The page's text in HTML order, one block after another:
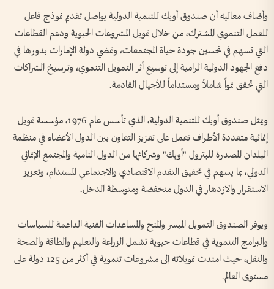
وأضاف معاليه أن صندوق أوبك للتنمية الدولية يواصل تقديم نموذج فاعل
للعمل التنموي المشترك، من خلال تمويل المشروعات الحيوية ودعم القطاعات
التي تسهم في تحسين جودة حياة المجتمعات، وتمضي دولة الإمارات بدورها في
دفع الجهود الدولية الرامية إلى توسيع أثر التمويل التنموي، وترسيخ الشراكات
التي تحقق نمواً شاملاً ومستداماً للأجيال القادمة.
ويمثل صندوق أوبك للتنمية الدولية، الذي تأسس عام 1976، مؤسسة تمويل
إنمائية متعددة الأطراف تعمل على تعزيز التعاون بين الدول الأعضاء في منظمة
البلدان المصدرة للبترول "أوبك" وشركائها من الدول النامية والمجتمع الإنمائي
الدولي، بما يسهم في تحقيق التقدم الاقتصادي والاجتماعي المستدام، وتعزيز
الاستقرار والازدهار في الدول منخفضة ومتوسطة الدخل.
ويوفر الصندوق التمويل الميسر والمنح والمساعدات الفنية الداعمة للسياسات
والبرامج التنموية في قطاعات حيوية تشمل الزراعة والتعليم والطاقة والصحة
والنقل، حيث امتدت تمويلاته إلى مشروعات تنموية في أكثر من 125 دولة على
مستوى العالم.